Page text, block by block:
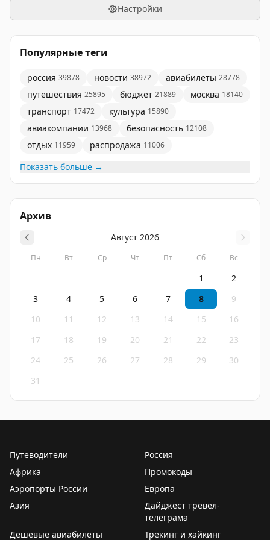
#ликбез
Настройки
Популярные теги
россия 39878 новости 38972 авиабилеты 28778
путешествия 25895 бюджет 21889 москва 18140
транспорт 17472 культура 15890
авиакомпании 13968 безопасность 12108
отдых 11959 распродажа 11006
Показать больше →
Архив
Август 2026
Пн Вт Ср Чт Пт Сб Вс
1
2
3
4 5 6 7 8
9
10
11 12 13 14 15
16
17
18 19 20 21 22
23
24
25 26 27 28 29
30
31
Путеводители
Россия
Африка
Промокоды
Аэропорты России
Европа
Азия
Дайджест тревел-
телеграма
Дешевые авиабилеты
Трекинг и хайкинг